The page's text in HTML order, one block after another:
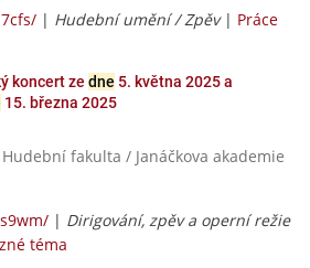
| Hudební umění / Zpěv| Práce
koncert ze dne 5. května 2025 a
15. března 2025
fakulta / Janáčkova akademie
| Dirigování, zpěv a operní režie
téma